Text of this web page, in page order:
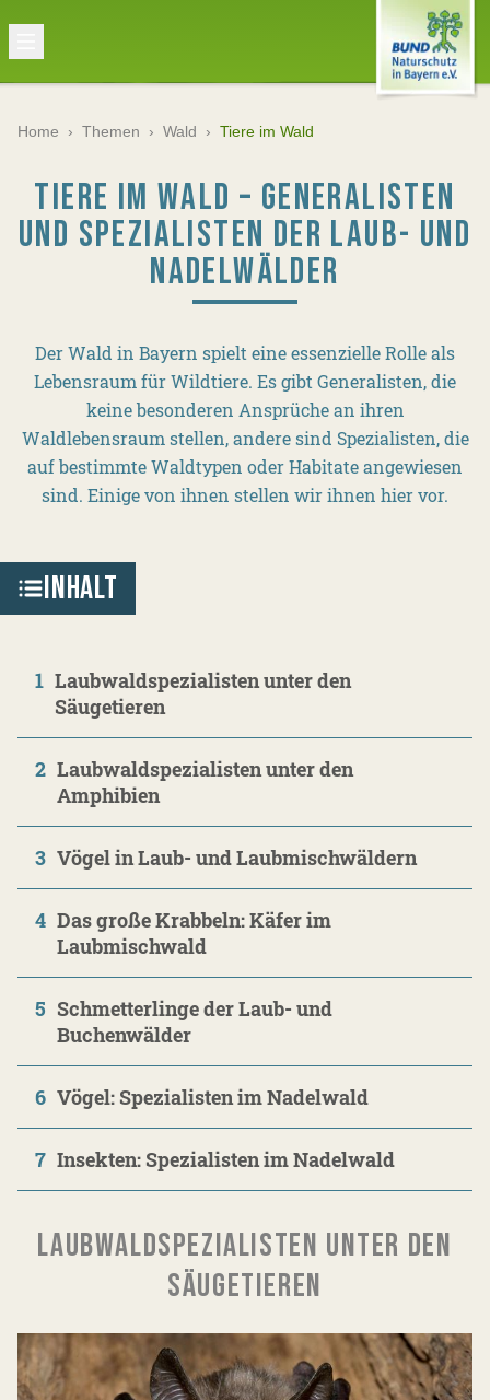
Home › Themen › Wald › Tiere im Wald
TIERE IM WALD – GENERALISTEN
UND SPEZIALISTEN DER LAUB- UND
NADELWÄLDER
Der Wald in Bayern spielt eine essenzielle Rolle als
Lebensraum für Wildtiere. Es gibt Generalisten, die
keine besonderen Ansprüche an ihren
Waldlebensraum stellen, andere sind Spezialisten, die
auf bestimmte Waldtypen oder Habitate angewiesen
sind. Einige von ihnen stellen wir ihnen hier vor.
INHALT
1 Laubwaldspezialisten unter den
Säugetieren
2 Laubwaldspezialisten unter den
Amphibien
3 Vögel in Laub- und Laubmischwäldern
4 Das große Krabbeln: Käfer im
Laubmischwald
5 Schmetterlinge der Laub- und
Buchenwälder
6 Vögel: Spezialisten im Nadelwald
7 Insekten: Spezialisten im Nadelwald
LAUBWALDSPEZIALISTEN UNTER DEN
SÄUGETIEREN